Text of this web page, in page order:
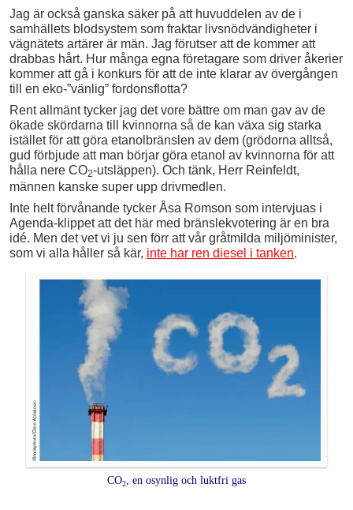
Jag är också ganska säker på att huvuddelen av de i
samhällets blodsystem som fraktar livs­nödvändigheter i
vägnätets artärer är män. Jag förutser att de kommer att
drabbas hårt. Hur många egna företagare som driver åkerier
kommer att gå i konkurs för att de inte klarar av övergången
till en eko-”vänlig” fordonsflotta?
Rent allmänt tycker jag det vore bättre om man gav av de
ökade skördarna till kvinnorna så de kan växa sig starka
istället för att göra etanolbränslen av dem (grödorna alltså,
gud förbjude att man börjar göra etanol av kvinnorna för att
hålla nere CO2-utsläppen). Och tänk, Herr Reinfeldt,
männen kanske super upp drivmedlen.
Inte helt förvånande tycker Åsa Romson som intervjuas i
Agenda-klippet att det här med bränslekvotering är en bra
idé. Men det vet vi ju sen förr att vår gråtmilda miljöminister,
som vi alla håller så kär, inte har ren diesel i tanken.
CO2, en osynlig och luktfri gas